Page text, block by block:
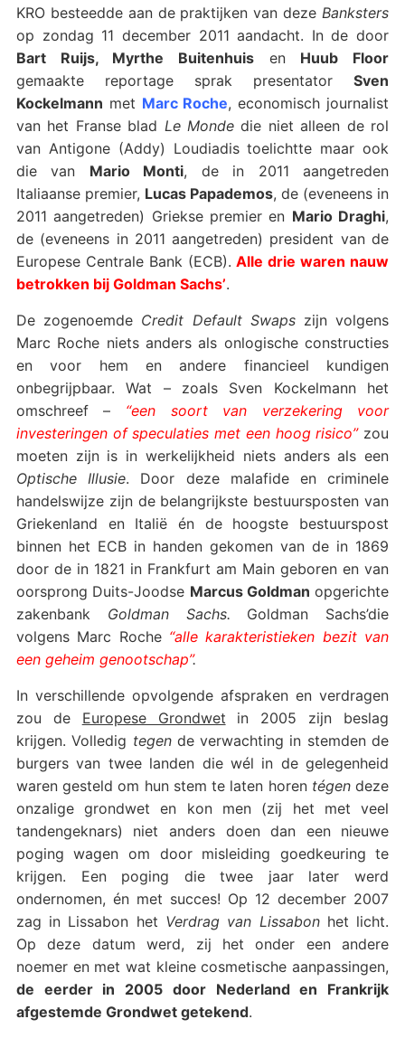
KRO besteedde aan de praktijken van dezeBanksters
op zondag 11 december 2011 aandacht. In de door
Bart Ruijs, Myrthe Buitenhuis en Huub Floor
gemaakte reportage sprak presentatorSven
Kockelmann met Marc Roche, economisch journalist
van het Franse blad Le Monde die niet alleen de rol
van Antigone (Addy) Loudiadis toelichtte maar ook
die van Mario Monti, de in 2011 aangetreden
Italiaanse premier, Lucas Papademos, de (eveneens in
2011 aangetreden) Griekse premier en Mario Draghi,
de (eveneens in 2011 aangetreden) president van de
Europese Centrale Bank (ECB).Alle drie waren nauw
betrokken bij Goldman Sachs’.
De zogenoemde Credit Default Swapszijn volgens
Marc Roche niets anders als onlogische constructies
en voor hem en andere financieel kundigen
onbegrijpbaar. Wat – zoals Sven Kockelmann het
omschreef – “een soort van verzekering voor
investeringen of speculaties met een hoog risico” zou
moeten zijn is in werkelijkheid niets anders als een
Optische Illusie. Door deze malafide en criminele
handelswijze zijn de belangrijkste bestuursposten van
Griekenland en Italië én de hoogste bestuurspost
binnen het ECB in handen gekomen van de in 1869
door de in 1821 in Frankfurt am Main geboren en van
oorsprong Duits-Joodse Marcus Goldman opgerichte
zakenbank Goldman Sachs. Goldman Sachs’die
volgens Marc Roche “alle karakteristieken bezit van
een geheim genootschap”.
In verschillende opvolgende afspraken en verdragen
zou de Europese Grondwet in 2005 zijn beslag
krijgen. Volledig tegende verwachting in stemden de
burgers van twee landen die wél in de gelegenheid
waren gesteld om hun stem te laten horen tégendeze
onzalige grondwet en kon men (zij het met veel
tandengeknars) niet anders doen dan een nieuwe
poging wagen om door misleiding goedkeuring te
krijgen. Een poging die twee jaar later werd
ondernomen, én met succes! Op 12 december 2007
zag in Lissabon het Verdrag van Lissabonhet licht.
Op deze datum werd, zij het onder een andere
noemer en met wat kleine cosmetische aanpassingen,
de eerder in 2005 door Nederland en Frankrijk
afgestemde Grondwet getekend.